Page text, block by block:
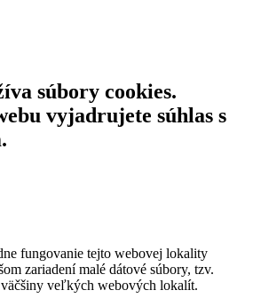
súbory cookies.
vyjadrujete súhlas s
fungovanie tejto webovej lokality
zariadení malé dátové súbory, tzv.
väčšiny veľkých webových lokalít.